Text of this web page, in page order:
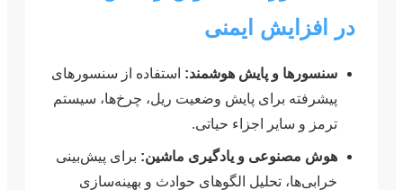
در افزایش ایمنی
سنسورها و پایش هوشمند: استفاده از سنسورهای
پیشرفته برای پایش وضعیت ریل، چرخ‌ها، سیستم
ترمز و سایر اجزاء حیاتی.
هوش مصنوعی و یادگیری ماشین: برای پیش‌بینی
خرابی‌ها، تحلیل الگوهای حوادث و بهینه‌سازی